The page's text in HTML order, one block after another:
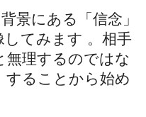
にある「信念」
してみます 。相手
無理するのではな
することから始め